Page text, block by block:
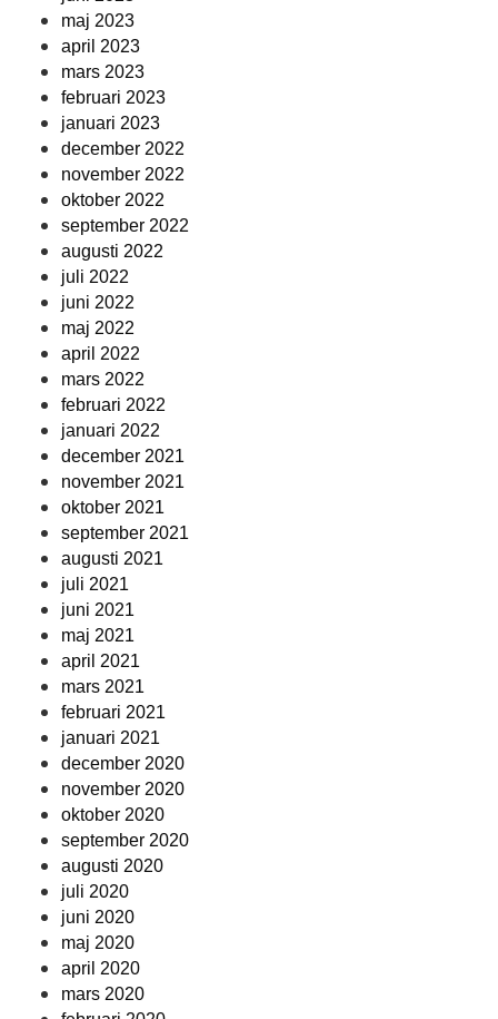
maj 2023
april 2023
mars 2023
februari 2023
januari 2023
december 2022
november 2022
oktober 2022
september 2022
augusti 2022
juli 2022
juni 2022
maj 2022
april 2022
mars 2022
februari 2022
januari 2022
december 2021
november 2021
oktober 2021
september 2021
augusti 2021
juli 2021
juni 2021
maj 2021
april 2021
mars 2021
februari 2021
januari 2021
december 2020
november 2020
oktober 2020
september 2020
augusti 2020
juli 2020
juni 2020
maj 2020
april 2020
mars 2020